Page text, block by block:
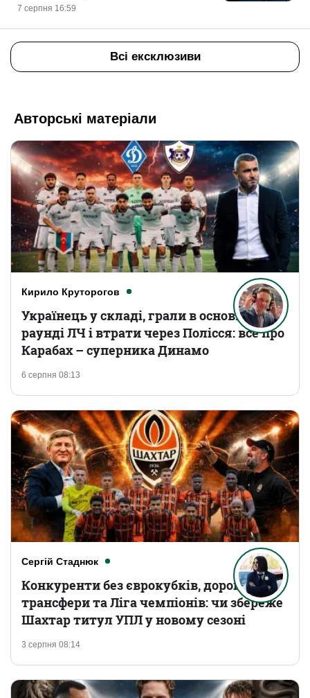
7 серпня 16:59
Всі ексклюзиви
Авторські матеріали
Кирило Круторогов
6 серпня 08:13
Українець у складі, грали в основному
раунді ЛЧ і втрати через Полісся: все про
Карабах – суперника Динамо
Сергій Стаднюк
3 серпня 08:14
Конкуренти без єврокубків, дорогі
трансфери та Ліга чемпіонів: чи збереже
Шахтар титул УПЛ у новому сезоні